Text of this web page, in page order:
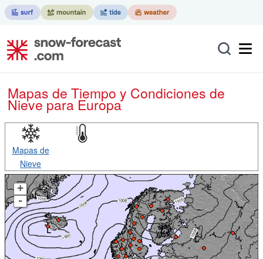
Mapas de Tiempo y Condiciones de
Nievepara Europa
Mapas de
Nieve
+
-